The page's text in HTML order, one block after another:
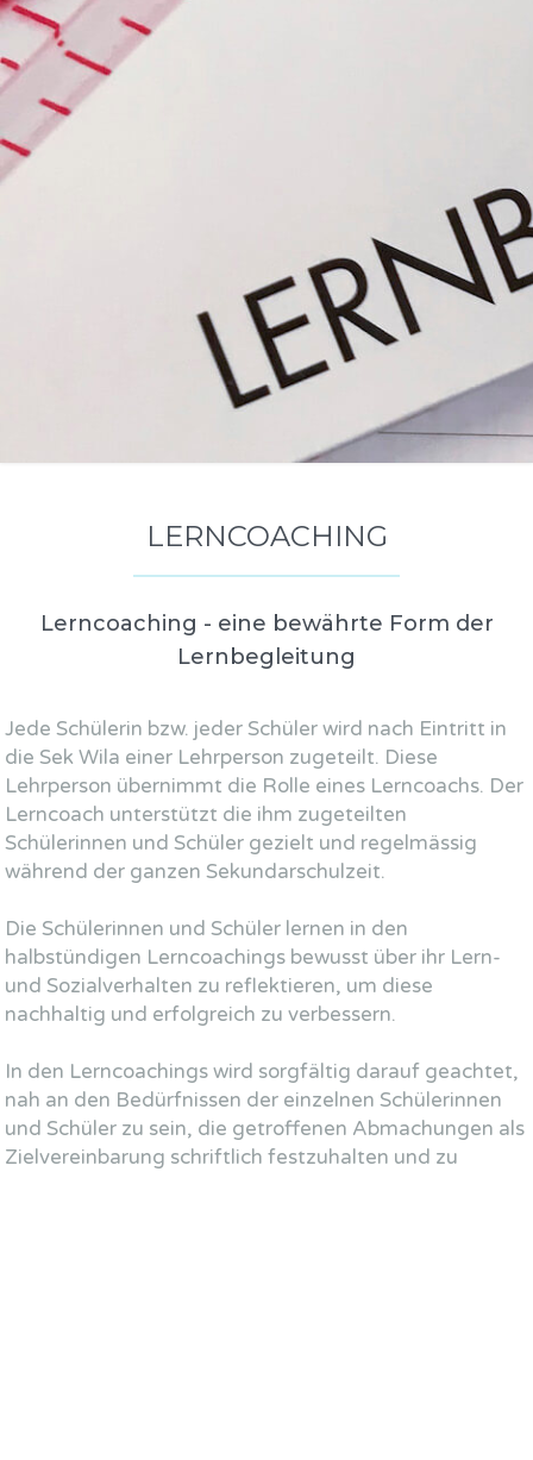
LERNCOACHING
Lerncoaching - eine bewährte Form der
Lernbegleitung
Jede Schülerin bzw. jeder Schüler wird nach Eintritt in
die Sek Wila einer Lehrperson zugeteilt. Diese
Lehrperson übernimmt die Rolle eines Lerncoachs. Der
Lerncoach unterstützt die ihm zugeteilten
Schülerinnen und Schüler gezielt und regelmässig
während der ganzen Sekundarschulzeit.
Die Schülerinnen und Schüler lernen in den
halbstündigen Lerncoachings bewusst über ihr Lern-
und Sozialverhalten zu reflektieren, um diese
nachhaltig und erfolgreich zu verbessern.
In den Lerncoachings wird sorgfältig darauf geachtet,
nah an den Bedürfnissen der einzelnen Schülerinnen
und Schüler zu sein, die getroffenen Abmachungen als
Zielvereinbarung schriftlich festzuhalten und zu